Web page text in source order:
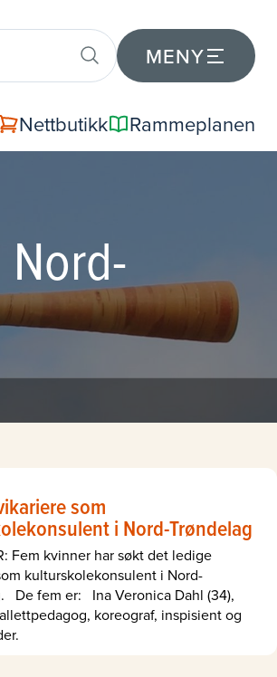
MENY
Nettbutikk Rammeplanen
som
i Nord-Trøndelag
Fem kvinner har søkt det ledige
kulturskolekonsulent i Nord-
De fem er: Ina Veronica Dahl (34),
koreograf, inspisient og